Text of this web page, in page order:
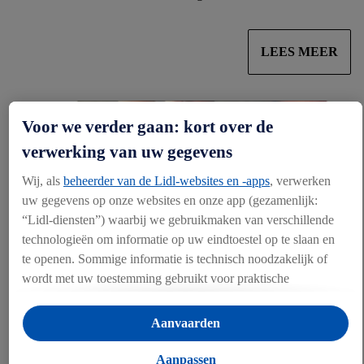
LEES MEER
We hebben onze overkoepelende managementaanpak
Voor we verder gaan: kort over de
verwerking van uw gegevens
Wij, als beheerder van de Lidl-websites en -apps, verwerken
uw gegevens op onze websites en onze app (gezamenlijk:
“Lidl-diensten”) waarbij we gebruikmaken van verschillende
technologieën om informatie op uw eindtoestel op te slaan en
te openen. Sommige informatie is technisch noodzakelijk of
wordt met uw toestemming gebruikt voor praktische
reclame binnen en buiten de Lidl-diensten aan te bieden. Als u
deelneemt aan het Lidl Plus-programma, worden voor deze
doeleinden eveneens gegevens over uw koopgedrag in de
Aanpassen
Aanvaarden